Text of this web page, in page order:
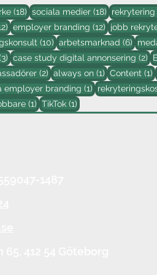
(18)18 inlägg
sociala medier (18)18 inlägg
rekrytering
12 inlägg
employer branding (12)12 inlägg
jobb
(10)10 inlägg
arbetsmarknad (6)6
3 inlägg
case study digital annonsering (2)2
(2)2 inlägg
always on (1)1 inlägg
Content (1)
employer branding (1)1 inlägg
(1)1 inlägg
TikTok (1)1 inlägg